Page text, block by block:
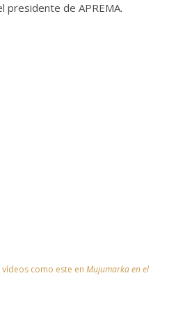
presidente de APREMA.
vídeos como este en Mujumarka en el